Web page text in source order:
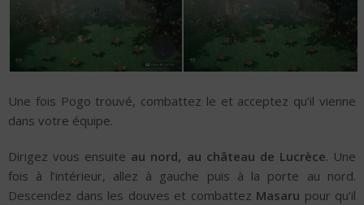
Une fois Pogo trouvé, combattez le et acceptez qu’il vienne
dans votre équipe.
Dirigez vous ensuite au nord, au château de Lucrèce. Une
fois à l’intérieur, allez à gauche puis à la porte au nord.
Descendez dans les douves et combattez Masaru pour qu’il